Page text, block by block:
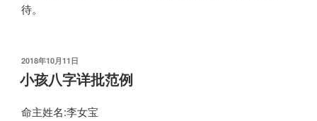
待。
发
布
于
2018年10月11日
小孩八字详批范例
命主姓名:李女宝